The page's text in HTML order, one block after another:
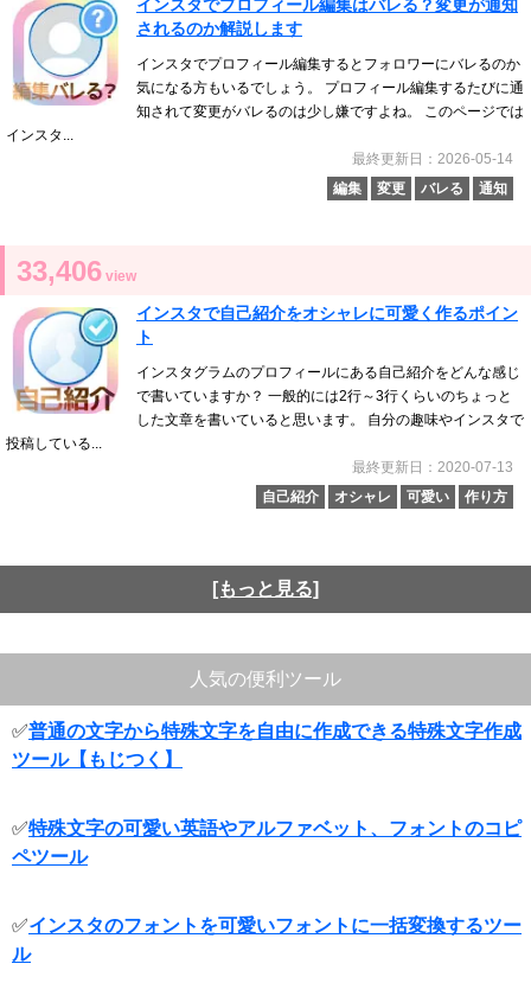
インスタでプロフィール編集はバレる？変更が通知
されるのか解説します
インスタでプロフィール編集するとフォロワーにバレるのか
気になる方もいるでしょう。 プロフィール編集するたびに通
知されて変更がバレるのは少し嫌ですよね。 このページでは
インスタ...
最終更新日：2026-05-14
編集
変更 バレる 通知
33,406 view
インスタで自己紹介をオシャレに可愛く作るポイン
ト
インスタグラムのプロフィールにある自己紹介をどんな感じ
で書いていますか？ 一般的には2行～3行くらいのちょっと
した文章を書いていると思います。 自分の趣味やインスタで
投稿している...
最終更新日：2020-07-13
自己紹介
オシャレ 可愛い 作り方
[もっと見る]
人気の便利ツール
✅普通の文字から特殊文字を自由に作成できる特殊文字作成
ツール【もじつく】
✅特殊文字の可愛い英語やアルファベット、フォントのコピ
ペツール
✅インスタのフォントを可愛いフォントに一括変換するツー
ル